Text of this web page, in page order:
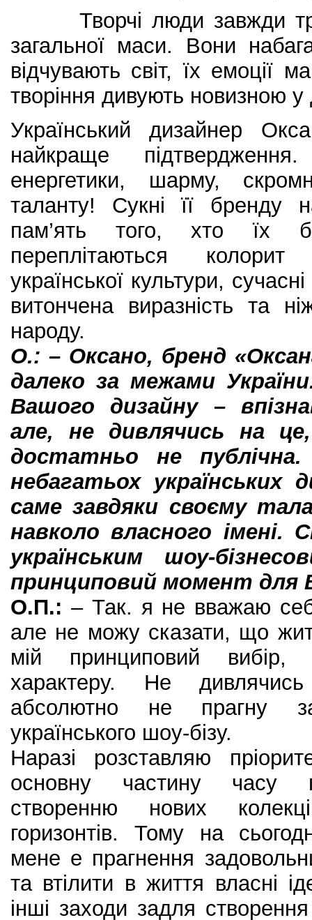
Творчі люди завжди
загальної маси. Вони
відчувають світ, їх емоції
творіння дивують новизною
Український дизайнер
найкраще
енергетики, шарму,
таланту! Сукні її бренду
пам’ять того, хто їх
переплітаються
української культури,
витончена виразність та
народу.
О.: – Оксано, бренд
далеко за межами
Вашого дизайну –
але, не дивлячись на
достатньо не
небагатьох українських
саме завдяки своєму
навколо власного
українським шоу-
принциповий момент для
О.П.: – Так. я не вважаю
але не можу сказати, що
мій принциповий
характеру. Не
абсолютно не прагну
українського шоу-бізу.
Наразі розставляю
основну частину часу
створенню нових
горизонтів. Тому на
мене е прагнення
та втілити в життя власні
інші заходи задля